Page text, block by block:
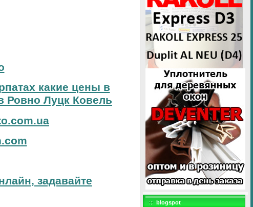
какие цены в
Ровно Луцк Ковель
задавайте
blogspot